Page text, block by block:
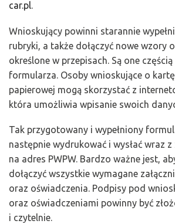
car.pl.
Wnioskujący powinni starannie
rubryki, a także dołączyć nowe wzory
określone w przepisach. Są one
formularza. Osoby wnioskujące o
papierowej mogą skorzystać z
która umożliwia wpisanie swoich
Tak przygotowany i wypełniony
następnie wydrukować i wysłać wraz z
na adres PWPW. Bardzo ważne jest,
dołączyć wszystkie wymagane
oraz oświadczenia. Podpisy pod
oraz oświadczeniami powinny być
i czytelnie.